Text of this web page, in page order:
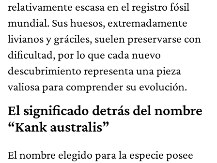
relativamente escasa en el registro fósil
mundial. Sus huesos, extremadamente
livianos y gráciles, suelen preservarse con
dificultad, por lo que cada nuevo
descubrimiento representa una pieza
valiosa para comprender su evolución.
El significado detrás del nombre
“Kank australis”
El nombre elegido para la especie posee